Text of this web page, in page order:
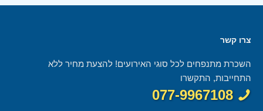
צרו קשר
השכרת מתנפחים לכל סוגי האירועים! להצעת מחיר ללא
התחייבות, התקשרו
077-9967108